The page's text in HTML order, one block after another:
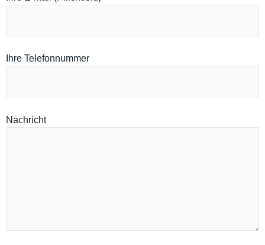
Ihre Telefonnummer
Nachricht